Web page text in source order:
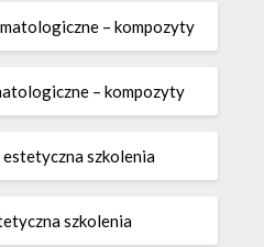
– kompozyty
– kompozyty
szkolenia
szkolenia